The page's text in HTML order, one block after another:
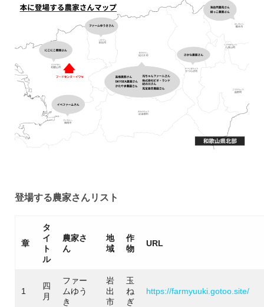
登場する農家さんリスト
章
タ
イ
ト
ル
農家さ
ん
地
域
作
物
URL
1
四
月
ファー
ムゆう
き
岩
出
市
玉
ね
ぎ
https://farmyuuki.gotoo.site/